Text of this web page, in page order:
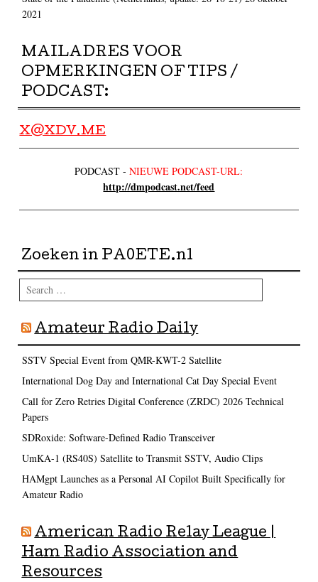
2021
MAILADRES VOOR
OPMERKINGEN OF TIPS /
PODCAST:
X@XDV.ME
PODCAST -NIEUWE PODCAST-URL:
http://dmpodcast.net/feed
Zoeken in PA0ETE.nl
Search
Amateur Radio Daily
SSTV Special Event from QMR-KWT-2 Satellite
International Dog Day and International Cat Day Special Event
Call for Zero Retries Digital Conference (ZRDC) 2026 Technical
Papers
SDRoxide: Software-Defined Radio Transceiver
UmKA-1 (RS40S) Satellite to Transmit SSTV, Audio Clips
HAMgpt Launches as a Personal AI Copilot Built Specifically for
Amateur Radio
American Radio Relay League |
Ham Radio Association and
Resources